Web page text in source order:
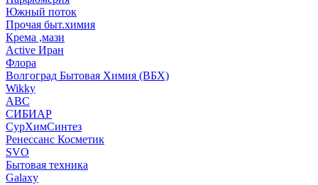
Южный поток
Прочая быт.химия
Крема ,мази
Аctive Иран
Флора
Волгоград Бытовая Химия (ВБХ)
Wikky
АВС
СИБИАР
СурХимСинтез
Ренессанс Косметик
SVO
Бытовая техника
Galaxy